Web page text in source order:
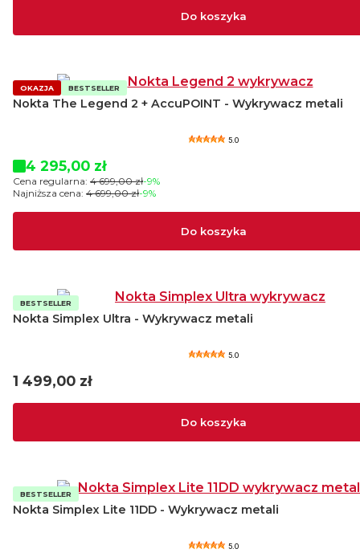
Do koszyka
OKAZJA BESTSELLER
Nokta The Legend 2 + AccuPOINT - Wykrywacz metali
5.0
Cena promocyjna
4 295,00 zł
Cena regularna: 4 699,00 zł-9%
Najniższa cena: 4 699,00 zł-9%
Do koszyka
BESTSELLER
Nokta Simplex Ultra - Wykrywacz metali
5.0
Cena
1 499,00 zł
Do koszyka
BESTSELLER
Nokta Simplex Lite 11DD - Wykrywacz metali
5.0